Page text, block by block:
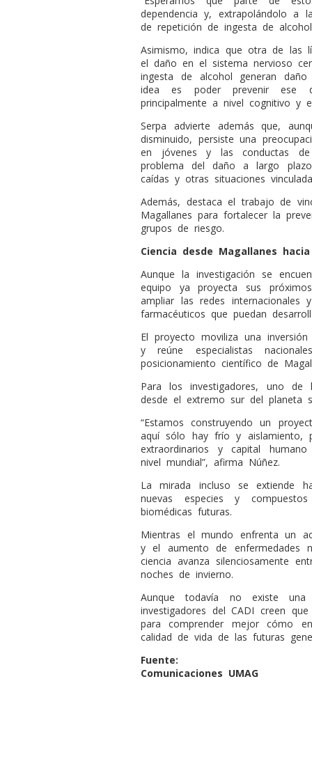
dependencia y, extrapolándolo a
de repetición de ingesta de
Asimismo, indica que otra de las
el daño en el sistema nervioso
ingesta de alcohol generan
idea es poder prevenir ese
principalmente a nivel cognitivo y
Serpa advierte además que,
disminuido, persiste una
en jóvenes y las conductas
problema del daño a largo
caídas y otras situaciones
Además, destaca el trabajo de
Magallanes para fortalecer la
grupos de riesgo.
Ciencia desde Magallanes
Aunque la investigación se
equipo ya proyecta sus
ampliar las redes internacionales
farmacéuticos que puedan
El proyecto moviliza una
y reúne especialistas
posicionamiento científico de
Para los investigadores, uno
desde el extremo sur del planeta
“Estamos construyendo un
aquí sólo hay frío y aislamiento,
extraordinarios y capital
nivel mundial”, afirma Núñez.
La mirada incluso se extiende
nuevas especies y
biomédicas futuras.
Mientras el mundo enfrenta un
y el aumento de enfermedades
ciencia avanza silenciosamente
noches de invierno.
Aunque todavía no existe
investigadores del CADI creen
para comprender mejor cómo
calidad de vida de las futuras
Fuente:
Comunicaciones UMAG